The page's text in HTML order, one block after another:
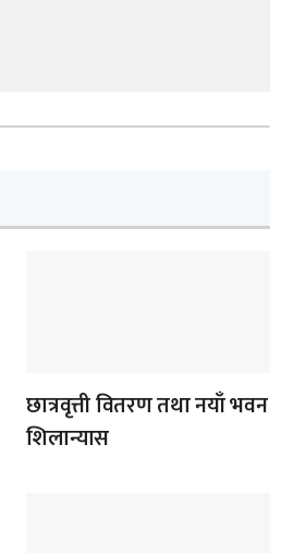
छात्रवृत्ती वितरण तथा नयाँ भवन
शिलान्यास